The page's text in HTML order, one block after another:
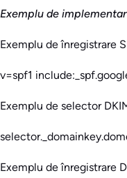
Exemplu de
Exemplu de înregistrare
v=spf1
Exemplu de selector
Exemplu de înregistrare